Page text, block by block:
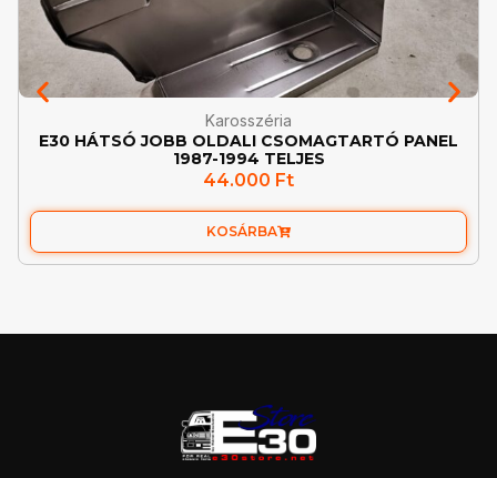
Karosszéria
E30 HÁTSÓ JOBB OLDALI CSOMAGTARTÓ PANEL
1987-1994 TELJES
44.000 Ft
KOSÁRBA